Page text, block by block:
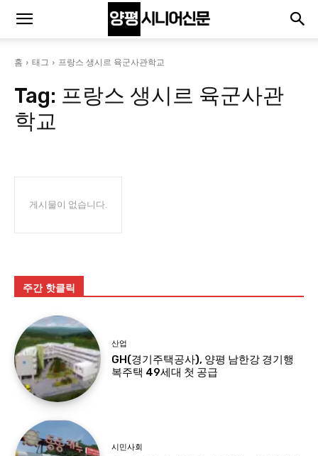
홈 태그 프랑스 생시르 육군사관학교
Tag: 프랑스 생시르 육군사관
학교
게시물이 없습니다.
주간 핫클릭
산업
GH(경기주택공사), 양평 남한강 경기행
복주택 49세대 첫 공급
시민사회